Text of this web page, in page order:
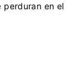
perduran en el